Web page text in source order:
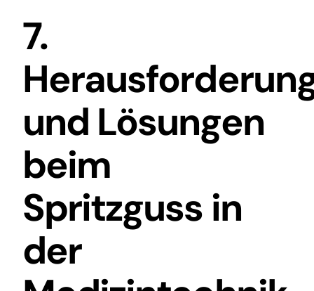
7.
und Lösungen
beim
Spritzguss in
der